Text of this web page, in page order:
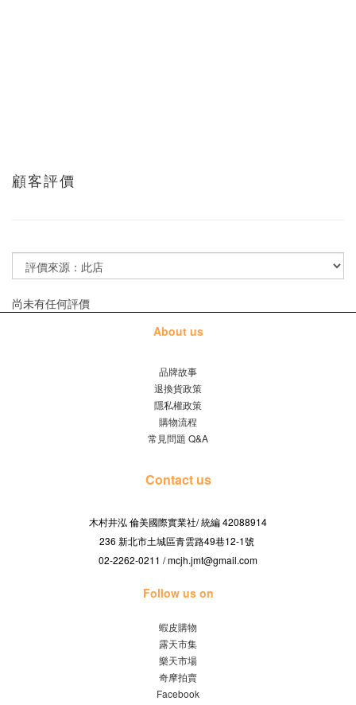
顧客評價
尚未有任何評價
About us
品牌故事
退換貨政策
隱私權政策
購物流程
常見問題 Q&A
Contact us
木村井泓 倫美國際實業社/統編 42088914
236 新北市土城區青雲路49巷12-1號
02-2262-0211 / mcjh.jmt@gmail.com
Follow us on
蝦皮購物
露天市集
樂天市場
奇摩拍賣
Facebook